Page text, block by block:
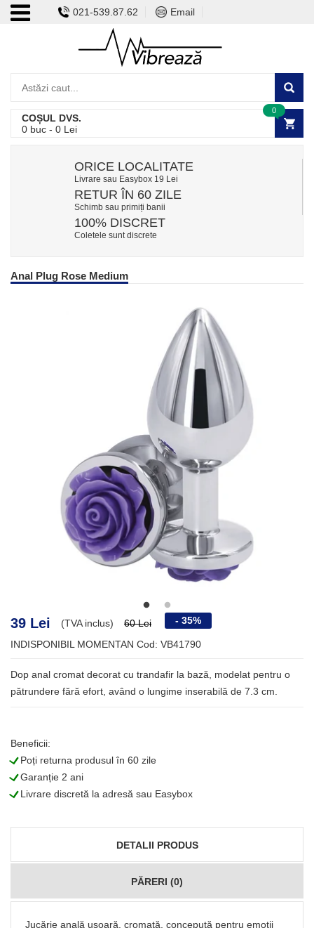
021-539.87.62 Email
COȘUL DVS.
0 buc - 0 Lei
0
ORICE LOCALITATE
Livrare sau Easybox 19 Lei
RETUR ÎN 60 ZILE
Schimb sau primiți banii
100% DISCRET
Coletele sunt discrete
Anal Plug Rose Medium
39 Lei (TVA inclus) 60 Lei - 35%
INDISPONIBIL MOMENTAN Cod: VB41790
Dop anal cromat decorat cu trandafir la bază, modelat pentru o
pătrundere fără efort, având o lungime inserabilă de 7.3 cm.
Beneficii:
LPoți returna produsul în 60 zile
LGaranție 2 ani
LLivrare discretă la adresă sau Easybox
DETALII PRODUS
PĂRERI (0)
Jucărie anală ușoară, cromată, concepută pentru emoții